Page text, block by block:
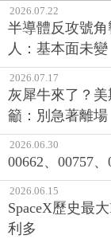
2026.07.22
半導體反攻號
人：基本面未變
2026.07.17
灰犀牛來了？
籲：別急著離場
2026.06.30
00662、00757
2026.06.15
SpaceX歷史最
利多